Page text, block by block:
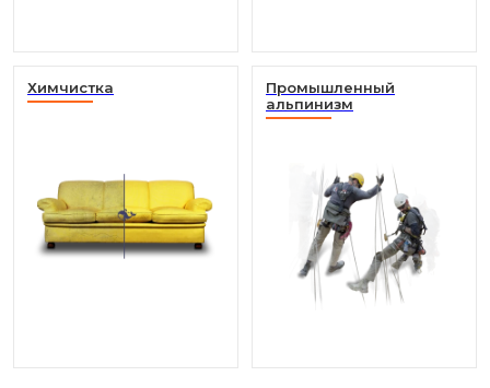
Химчистка
Промышленный
альпинизм